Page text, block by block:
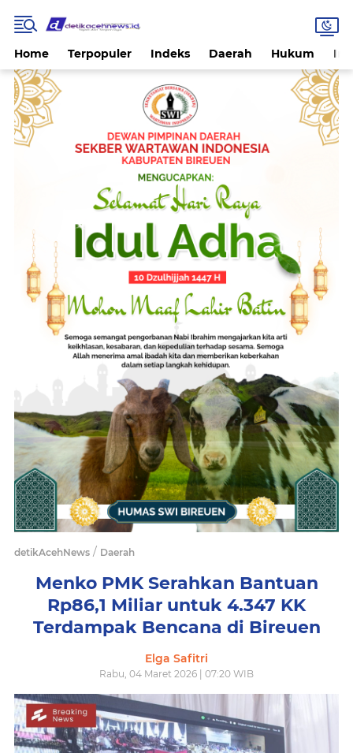
Home Terpopuler Indeks Daerah Hukum
detikAcehNews / Daerah
Menko PMK Serahkan Bantuan
Rp86,1 Miliar untuk 4.347 KK
Terdampak Bencana di Bireuen
Elga Safitri
Rabu, 04 Maret 2026 | 07:20 WIB